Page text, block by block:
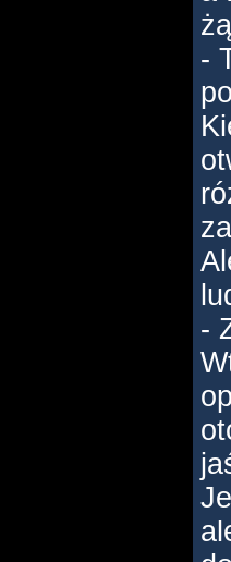
-
-